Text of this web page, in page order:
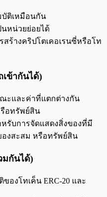
บัติเหมือนกัน
นหน่วยย่อยได้
รสร้างคริปโตเคอเรนซี่หรือโท
เข้ากันได้)
ณะและค่าที่แตกต่างกัน
รือทรัพย์สิน
ำหรับการจัดแสดงสิ่งของที่มี
องสะสม หรือทรัพย์สิน
มกันได้)
องโทเค็น ERC-20 และ